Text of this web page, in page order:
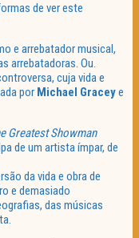
de ver este
e arrebatador musical,
arrebatadoras. Ou.
cuja vida e
por Michael Graceye
Greatest Showman
de um artista ímpar, de
da vida e obra de
e demasiado
das músicas